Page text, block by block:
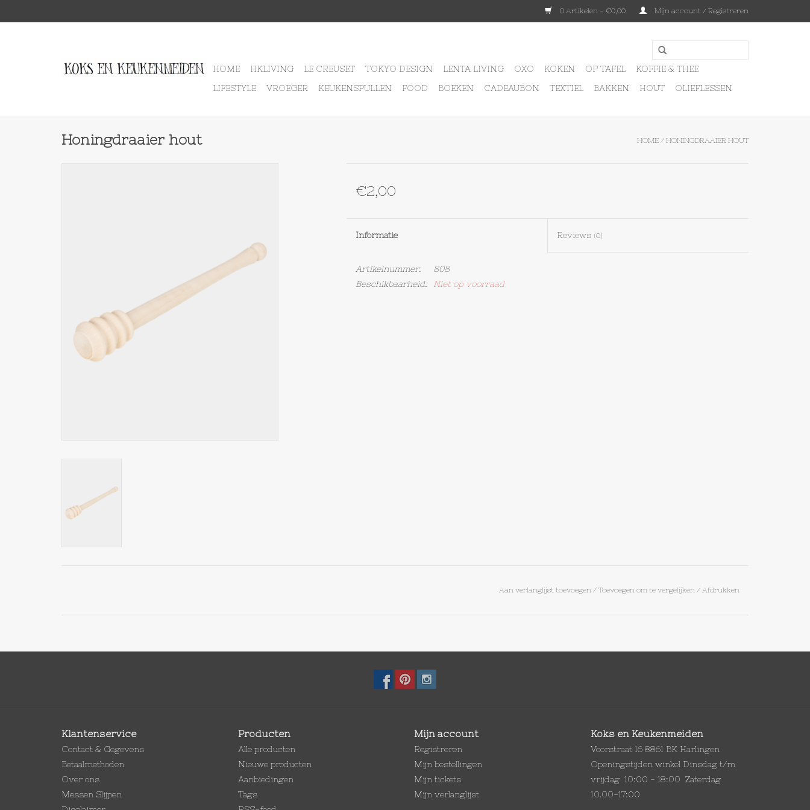
0 Artikelen - €0,00 Mijn account / Registreren
HOME HKLIVING LE CREUSET TOKYO DESIGN LENTA LIVING OXO KOKEN OP TAFEL
KOFFIE & THEE
LIFESTYLE
VROEGER KEUKENSPULLEN FOOD BOEKEN CADEAUBON TEXTIEL BAKKEN HOUT OLIEFLESSEN
Honingdraaier hout HOME / HONINGDRAAIER HOUT
€2,00
Informatie Reviews (0)
Artikelnummer:
808
Beschikbaarheid:
Niet op voorraad
Aan verlanglijst toevoegen / Toevoegen om te vergelijken / Afdrukken
Klantenservice
Contact & Gegevens
Betaalmethoden
Over ons
Messen Slijpen
Producten
Alle producten
Nieuwe producten
Aanbiedingen
Tags
Mijn account
Registreren
Mijn bestellingen
Mijn tickets
Mijn verlanglijst
Koks en Keukenmeiden
Voorstraat 16 8861 BK Harlingen
Openingstijden winkel Dinsdag t/m
vrijdag 10:00 - 18:00 Zaterdag
10.00-17:00